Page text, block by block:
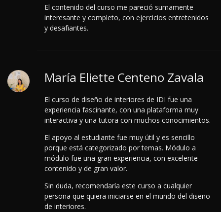
El contenido del curso me pareció sumamente
interesante y completo, con ejercicios entretenidos
y desafiantes.
María Eliette Centeno Zavala
El curso de diseño de interiores de IDI fue una
experiencia fascinante, con una plataforma muy
interactiva y una tutora con muchos conocimientos.
El apoyo al estudiante fue muy útil y es sencillo
porque está categorizado por temas. Módulo a
módulo fue una gran experiencia, con excelente
contenido y de gran valor.
Sin duda, recomendaría este curso a cualquier
persona que quiera iniciarse en el mundo del diseño
de interiores.